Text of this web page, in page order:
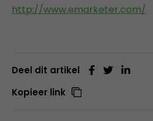
http://www.emarketer.com/
Deel dit artikel
Kopieer link